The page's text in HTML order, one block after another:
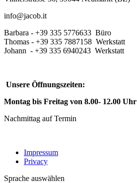
info@jacob.it
Barbara - +39 335 5776633 Büro
Thomas - +39 335 7887158 Werkstatt
Johann - +39 335 6940243 Werkstatt
Unsere Öffnungszeiten:
Montag bis Freitag von 8.00- 12.00 Uhr
Nachmittag auf Termin
Impressum
Privacy
Sprache auswählen